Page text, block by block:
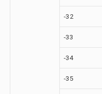
-32
-33
-34
-35